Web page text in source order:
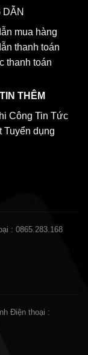
mua hàng
thanh toán
thanh toán
THÊM
Công Tin Tức
Tuyển dụng
: 0865.283.168
Điện thoại :